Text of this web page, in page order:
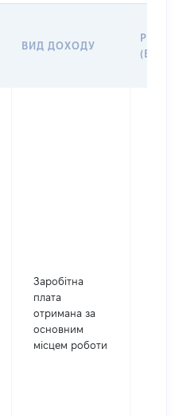
ВИД ДОХОДУ
Заробітна
плата
отримана за
основним
місцем роботи